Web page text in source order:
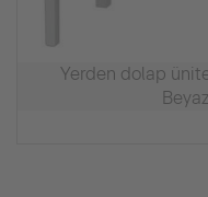
Yerden dolap